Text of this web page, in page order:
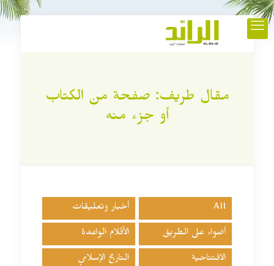
مقال طريف: صفحة من الكتاب
أو جزء منه
All أخبار وتعليقات
أضواء على الطريق الأقلام الواعدة
الافتتاحية التاريخ الإسلامي